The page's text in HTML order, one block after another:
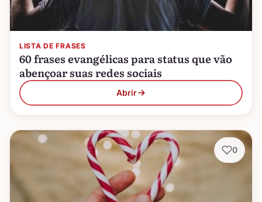
LISTA DE FRASES
60 frases evangélicas para status que vão
abençoar suas redes sociais
Abrir
0